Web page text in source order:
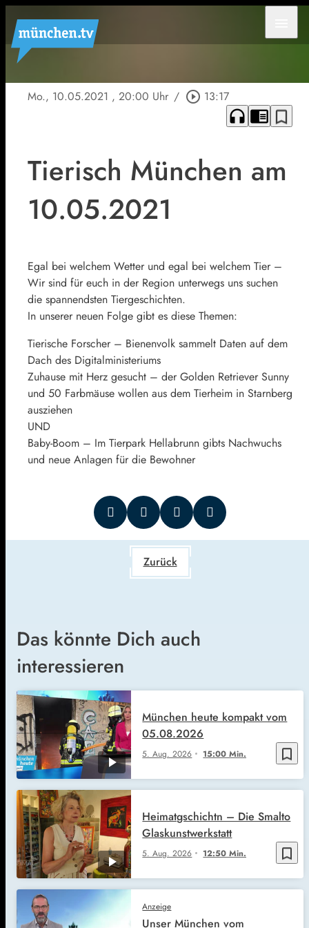
Mo., 10.05.2021 , 20:00 Uhr / play_circle_outline 13:17
headphones chrome_reader_mode bookmark_border
Tierisch München am
10.05.2021
Egal bei welchem Wetter und egal bei welchem Tier –
Wir sind für euch in der Region unterwegs uns suchen
die spannendsten Tiergeschichten.
In unserer neuen Folge gibt es diese Themen:
Tierische Forscher – Bienenvolk sammelt Daten auf dem
Dach des Digitalministeriums
Zuhause mit Herz gesucht – der Golden Retriever Sunny
und 50 Farbmäuse wollen aus dem Tierheim in Starnberg
ausziehen
UND
Baby-Boom – Im Tierpark Hellabrunn gibts Nachwuchs
und neue Anlagen für die Bewohner
Zurück
Das könnte Dich auch
interessieren
bookmark_border
5. Aug. 2026 15:00 Min.
München heute kompakt vom
05.08.2026
bookmark_border
5. Aug. 2026 12:50 Min.
Heimatgschichtn – Die Smalto
Glaskunstwerkstatt
Anzeige
Unser München vom